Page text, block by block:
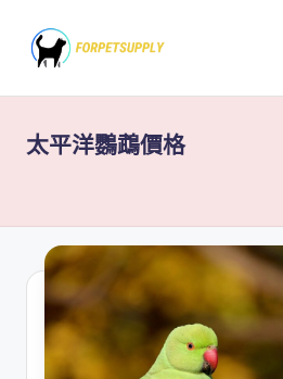
content
太平洋鸚鵡價格